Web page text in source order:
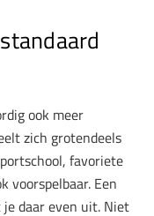
ook meer
zich grotendeels
favoriete
voorspelbaar. Een
daar even uit. Niet